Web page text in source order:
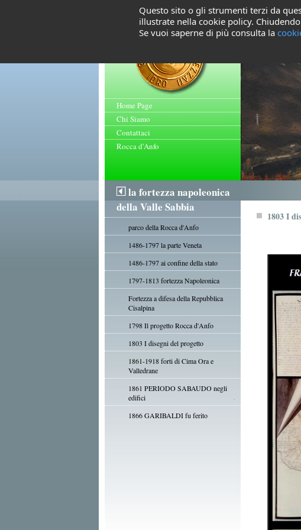
Home Page
Chi Siamo
Contattaci
Rocca d'Anfo
la fortezza napoleonica
della Valle Sabbia
parco della Rocca d'Anfo
1486-1797 la parte Veneta
1486-1797 ai confine della stato
1797-1813 fortezza Napoleonica
Fortezza a difesa della Repubblica
Cisalpina
1798 Il progetto Rocca d'Anfo
1803 I disegni del progetto
1861-1918 forti di Cima Ora e
Valledrane
1861 PERIODO SABAUDO negli
edifici
1866 GARIBALDI fu ferito
1803 I
Questo sito o gli strumenti terzi da
illustrate nella cookie policy.
Se vuoi saperne di più consulta la